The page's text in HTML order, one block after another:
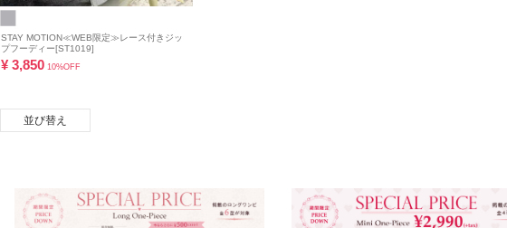
STAY MOTION≪WEB限定≫レース付きジッ
プフーディー[ST1019]
¥ 3,850 10%OFF
並び替え